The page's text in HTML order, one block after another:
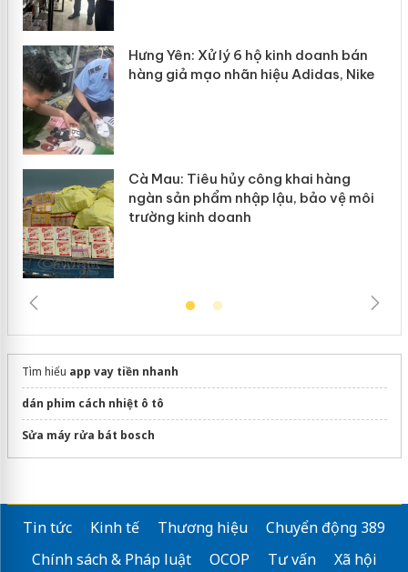
Hưng Yên: Xử lý 6 hộ kinh doanh bán
hàng giả mạo nhãn hiệu Adidas, Nike
Cà Mau: Tiêu hủy công khai hàng
ngàn sản phẩm nhập lậu, bảo vệ môi
trường kinh doanh
Tìm hiểu app vay tiền nhanh
dán phim cách nhiệt ô tô
Sửa máy rửa bát bosch
Tin tức Kinh tế Thương hiệu
Chuyển động 389
Chính sách & Pháp luật
OCOP Tư vấn
Xã hội